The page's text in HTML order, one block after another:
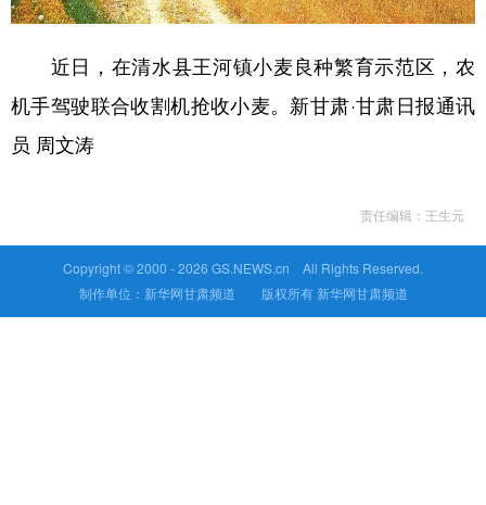
近日，在清水县王河镇小麦良种繁育示范区，农
机手驾驶联合收割机抢收小麦。新甘肃·甘肃日报通讯
员 周文涛
责任编辑：王生元
Copyright © 2000 -2026 GS.NEWS.cn All Rights Reserved.
制作单位：新华网甘肃频道 版权所有 新华网甘肃频道